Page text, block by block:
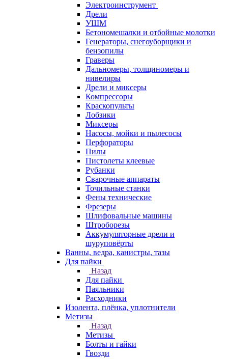
Электроинструмент
Дрели
УШМ
Бетономешалки и отбойные молотки
Генераторы, снегоуборщики и
бензопилы
Граверы
Дальномеры, толщиномеры и
нивелиры
Дрели и миксеры
Компрессоры
Краскопульты
Лобзики
Миксеры
Насосы, мойки и пылесосы
Перфораторы
Пилы
Пистолеты клеевые
Рубанки
Сварочные аппараты
Точильные станки
Фены технические
Фрезеры
Шлифовальные машины
Штроборезы
Аккумуляторные дрели и
шуруповёрты
Ванны, ведра, канистры, тазы
Для пайки
Назад
Для пайки
Паяльники
Расходники
Изолента, плёнка, уплотнители
Метизы
Назад
Метизы
Болты и гайки
Гвозди